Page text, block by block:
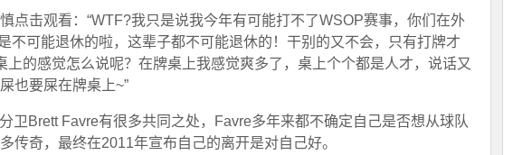
点击观看：“WTF?我只是说我今年有可能打不了WSOP赛事，你们在外
不可能退休的啦，这辈子都不可能退休的！干别的又不会，只有打牌才
上的感觉怎么说呢？在牌桌上我感觉爽多了，桌上个个都是人才，说话又
也要屎在牌桌上~”
卫Brett Favre有很多共同之处，Favre多年来都不确定自己是否想从球队
传奇，最终在2011年宣布自己的离开是对自己好。